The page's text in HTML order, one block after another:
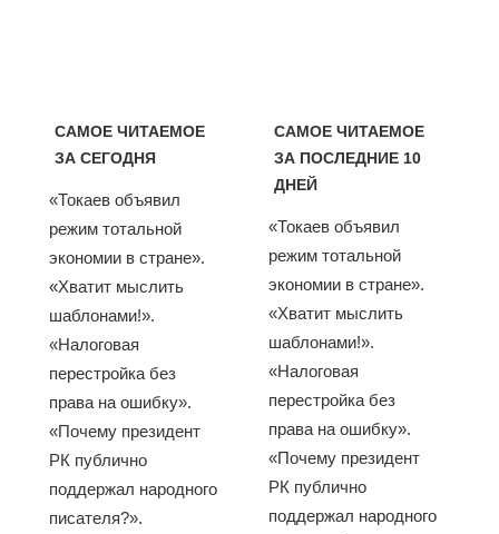
САМОЕ ЧИТАЕМОЕ
ЗА СЕГОДНЯ
«Токаев объявил
режим тотальной
экономии в стране».
«Хватит мыслить
шаблонами!».
«Налоговая
перестройка без
права на ошибку».
«Почему президент
РК публично
поддержал народного
писателя?».
САМОЕ ЧИТАЕМОЕ
ЗА ПОСЛЕДНИЕ 10
ДНЕЙ
«Токаев объявил
режим тотальной
экономии в стране».
«Хватит мыслить
шаблонами!».
«Налоговая
перестройка без
права на ошибку».
«Почему президент
РК публично
поддержал народного